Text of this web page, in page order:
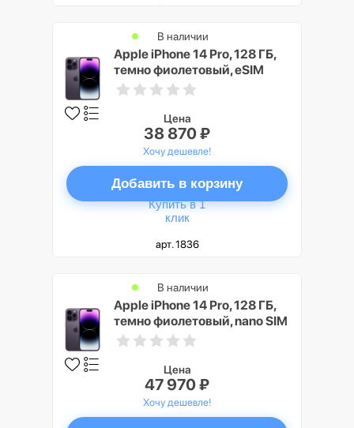
Apple iPhone 14 Pro, 128 ГБ,
темно фиолетовый, eSIM
В наличии
Цена
38 870 ₽
Хочу дешевле!
Добавить в корзину
Купить в 1
клик
арт. 1836
Apple iPhone 14 Pro, 128 ГБ,
темно фиолетовый, nano SIM
В наличии
Цена
47 970 ₽
Хочу дешевле!